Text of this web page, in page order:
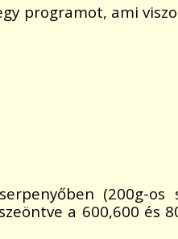
programot, ami
(200g-os
a 600,600 és